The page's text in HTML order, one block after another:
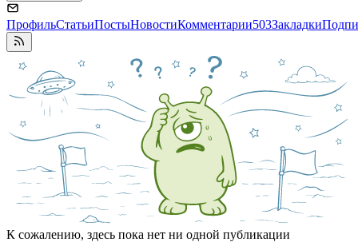
ПрофильСтатьиПостыНовостиКомментарии503Закладки
К сожалению, здесь пока нет ни одной публикации